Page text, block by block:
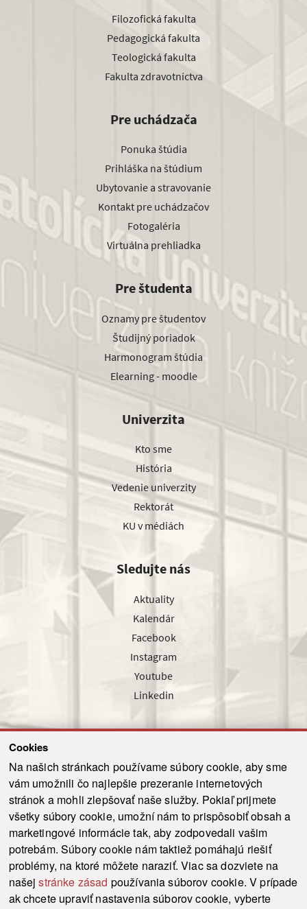
Cookies
Na našich stránkach používame súbory cookie, aby sme
vám umožnili čo najlepšie prezeranie internetových
stránok a mohli zlepšovať naše služby. Pokiaľ prijmete
všetky súbory cookie, umožní nám to prispôsobiť obsah a
marketingové informácie tak, aby zodpovedali vašim
potrebám. Súbory cookie nám taktiež pomáhajú riešiť
problémy, na ktoré môžete naraziť. Viac sa dozviete na
našejstránke zásad používania súborov cookie. V prípade
ak chcete upraviť nastavenia súborov cookie, vyberte
Filozofická fakulta
Pedagogická fakulta
Teologická fakulta
Fakulta zdravotníctva
Pre uchádzača
Ponuka štúdia
Prihláška na štúdium
Ubytovanie a stravovanie
Kontakt pre uchádzačov
Fotogaléria
Virtuálna prehliadka
Pre študenta
Oznamy pre študentov
Študijný poriadok
Harmonogram štúdia
Elearning - moodle
Univerzita
Kto sme
História
Vedenie univerzity
Rektorát
KU v médiách
Sledujte nás
Aktuality
Kalendár
Facebook
Instagram
Youtube
Linkedin
Odoslať
© 2021-2026 ku.sk. Všetky práva vyhradené. | Ochrana osobných údajov
Vyhlásenie o prístupnosti | Admin